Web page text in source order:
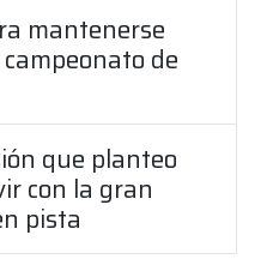
mantenerse
de
que planteo
con la gran
pista